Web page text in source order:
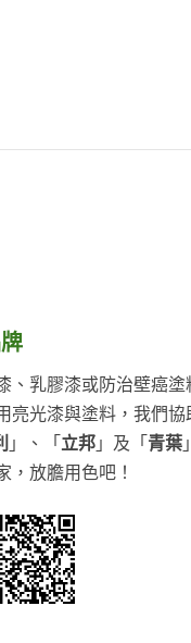
、乳膠漆或防治壁癌塗
亮光漆與塗料，我們協
」、「 立邦 」及「 青葉
，放膽用色吧！